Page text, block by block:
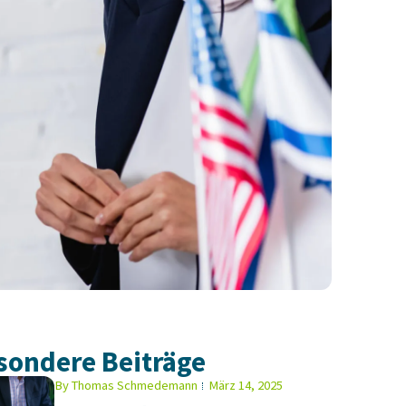
Beiträge
ByThomas Schmedemann März 14, 2025